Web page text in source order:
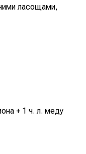
ласощами,
+ 1 ч. л. меду